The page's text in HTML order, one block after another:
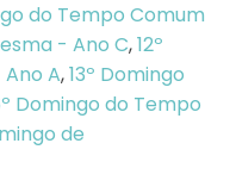
do Tempo Comum
- Ano C,12º
A,13º Domingo
Domingo do Tempo
de